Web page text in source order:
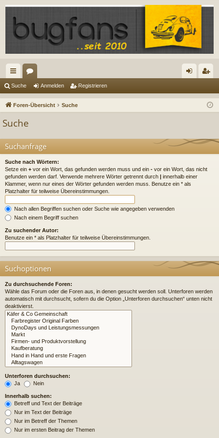
ch
ne
riff
en m
n
ist
n
Suche Anmelden Registrieren
Foren-Übersicht Suche
Suche
Suchanfrage
Suche nach Wörtern:
Setze ein + vor ein Wort, das gefunden werden muss und ein - vor ein Wort, das nicht
gefunden werden darf. Verwende mehrere Wörter getrennt durch | innerhalb einer
Klammer, wenn nur eines der Wörter gefunden werden muss. Benutze ein * als
Platzhalter für teilweise Übereinstimmungen.
Nach allen Begriffen suchen oder Suche wie angegeben verwenden
Nach einem Begriff suchen
Zu suchender Autor:
Benutze ein * als Platzhalter für teilweise Übereinstimmungen.
Suchoptionen
Zu durchsuchende Foren:
Wähle das Forum oder die Foren aus, in denen gesucht werden soll. Unterforen werden
automatisch mit durchsucht, sofern du die Option „Unterforen durchsuchen“ unten nicht
deaktivierst.
Unterforen durchsuchen:
Ja
Nein
Innerhalb suchen:
Betreff und Text der Beiträge
Nur im Text der Beiträge
Nur im Betreff der Themen
Nur im ersten Beitrag der Themen